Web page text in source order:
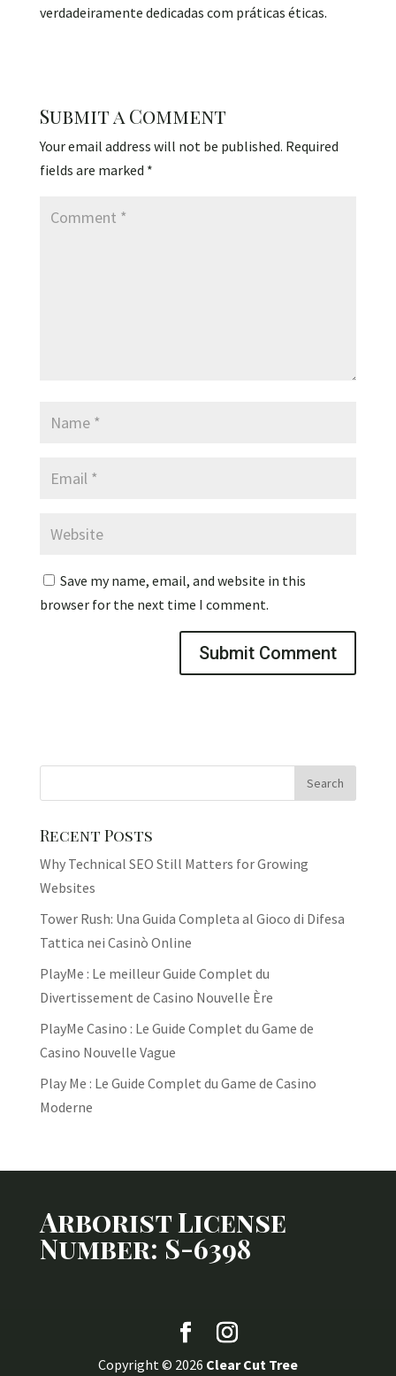
verdadeiramente dedicadas com práticas éticas.
Submit a Comment
Your email address will not be published. Required
fields are marked *
Save my name, email, and website in this
browser for the next time I comment.
Recent Posts
Why Technical SEO Still Matters for Growing
Websites
Tower Rush: Una Guida Completa al Gioco di Difesa
Tattica nei Casinò Online
PlayMe : Le meilleur Guide Complet du
Divertissement de Casino Nouvelle Ère
PlayMe Casino : Le Guide Complet du Game de
Casino Nouvelle Vague
Play Me : Le Guide Complet du Game de Casino
Moderne
Arborist License
Number: S-6398
Copyright © 2026 Clear Cut Tree